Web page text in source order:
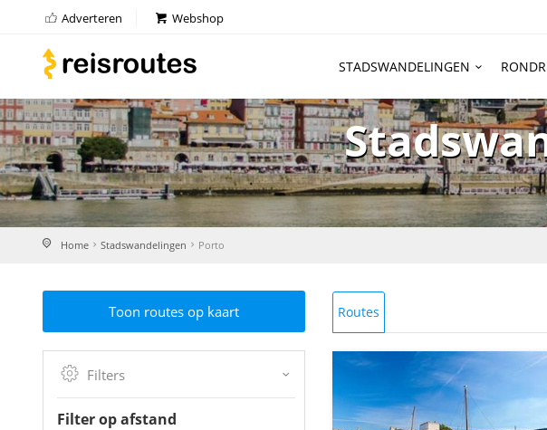
Adverteren Webshop
STADSWANDELINGEN
Home Stadswandelingen Porto
Toon routes op kaart
Filters
Filter op afstand
Routes